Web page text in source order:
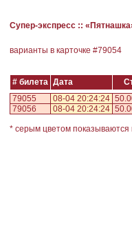
Супер-экспресс ::
варианты в карточке #79054
# билета Дата
79055
08-04 20:24:24
79056
08-04 20:24:24
* серым цветом